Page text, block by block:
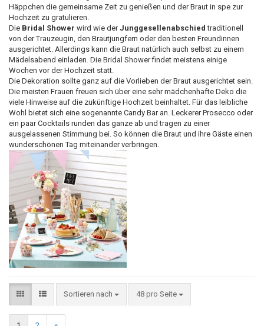
Häppchen die gemeinsame Zeit zu genießen und der Braut in spe zur
Hochzeit zu gratulieren.
Die Bridal Shower wird wie derJunggesellenabschied traditionell
von der Trauzeugin, den Brautjungfern oder den besten Freundinnen
ausgerichtet. Allerdings kann die Braut natürlich auch selbst zu einem
Mädelsabend einladen. Die Bridal Shower findet meistens einige
Wochen vor der Hochzeit statt.
Die Dekoration sollte ganz auf die Vorlieben der Braut ausgerichtet sein.
Die meisten Frauen freuen sich über eine sehr mädchenhafte Deko die
viele Hinweise auf die zukünftige Hochzeit beinhaltet. Für das leibliche
Wohl bietet sich eine sogenannte Candy Bar an. Leckerer Prosecco oder
ein paar Cocktails runden das ganze ab und tragen zu einer
ausgelassenen Stimmung bei. So können die Braut und ihre Gäste einen
wunderschönen Tag miteinander verbringen.
Sortieren nach 48 pro Seite